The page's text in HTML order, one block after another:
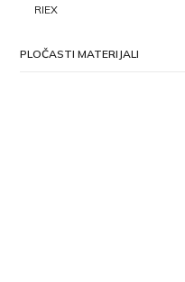
RIEX
PLOČASTI MATERIJALI